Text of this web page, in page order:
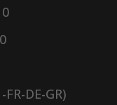
DE-GR)